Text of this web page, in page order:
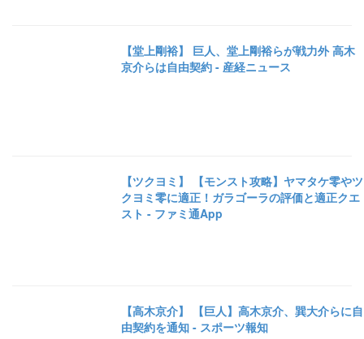
【堂上剛裕】 巨人、堂上剛裕らが戦力外 高木
京介らは自由契約 - 産経ニュース
【ツクヨミ】 【モンスト攻略】ヤマタケ零やツ
クヨミ零に適正！ガラゴーラの評価と適正クエ
スト - ファミ通App
【高木京介】 【巨人】高木京介、巽大介らに自
由契約を通知 - スポーツ報知